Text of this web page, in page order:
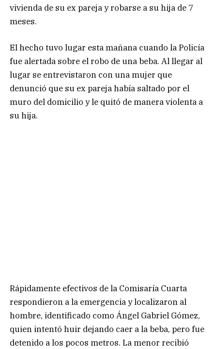
vivienda de su ex pareja y robarse a su hija de 7
meses.
El hecho tuvo lugar esta mañana cuando la Policía
fue alertada sobre el robo de una beba. Al llegar al
lugar se entrevistaron con una mujer que
denunció que su ex pareja había saltado por el
muro del domicilio y le quitó de manera violenta a
su hija.
Rápidamente efectivos de la Comisaría Cuarta
respondieron a la emergencia y localizaron al
hombre, identificado como Ángel Gabriel Gómez,
quien intentó huir dejando caer a la beba, pero fue
detenido a los pocos metros. La menor recibió